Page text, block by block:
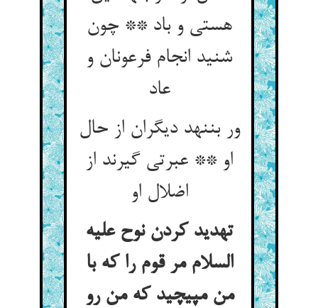
هستی و باد ** چون
شنید انجام فرعونان و
عاد
ور بننهد دیگران از حال
او ** عبرتی گیرند از
اضلال او
تهدید کردن نوح علیه
السلام مر قوم را که با
من مپیچید که من رو